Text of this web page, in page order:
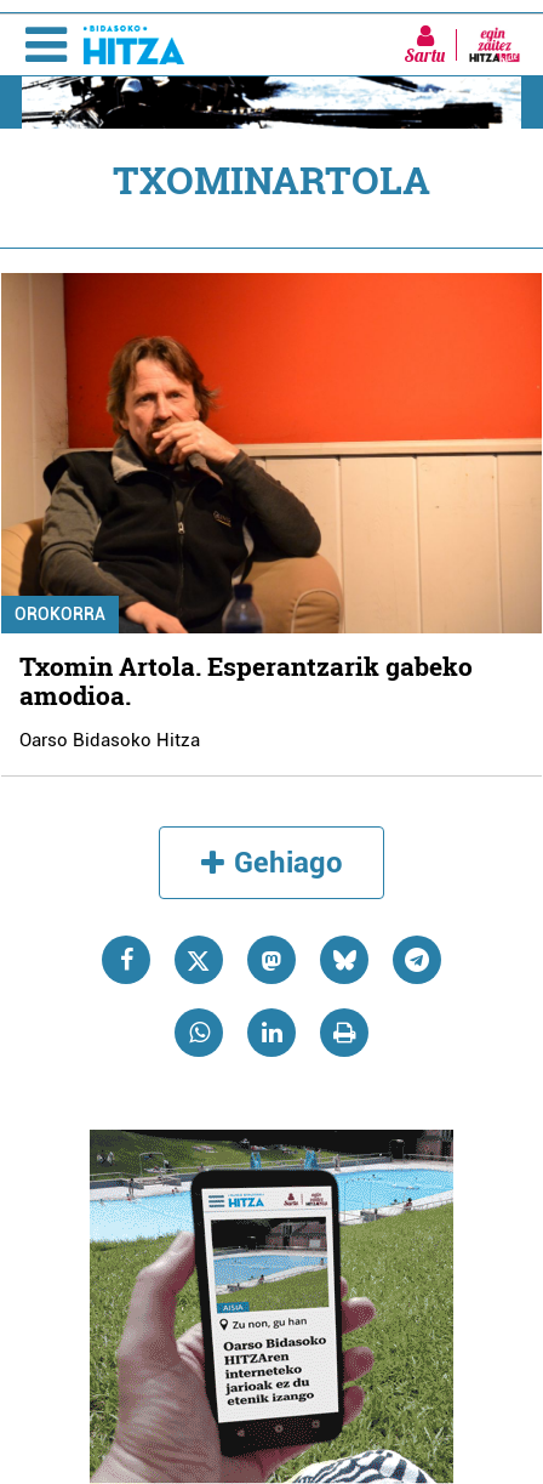
Sartu
TXOMINARTOLA
OROKORRA
Txomin Artola. Esperantzarik gabeko
amodioa.
Oarso Bidasoko Hitza
Gehiago